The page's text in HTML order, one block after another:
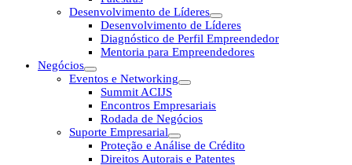
Desenvolvimento de Líderes
Desenvolvimento de Líderes
Diagnóstico de Perfil Empreendedor
Mentoria para Empreendedores
Negócios
Eventos e Networking
Summit ACIJS
Encontros Empresariais
Rodada de Negócios
Suporte Empresarial
Proteção e Análise de Crédito
Direitos Autorais e Patentes